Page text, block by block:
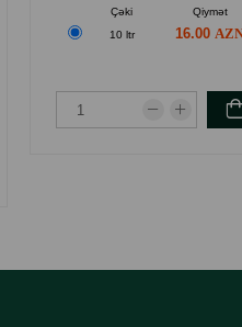
Çəki Qiymət
10 ltr
16.00